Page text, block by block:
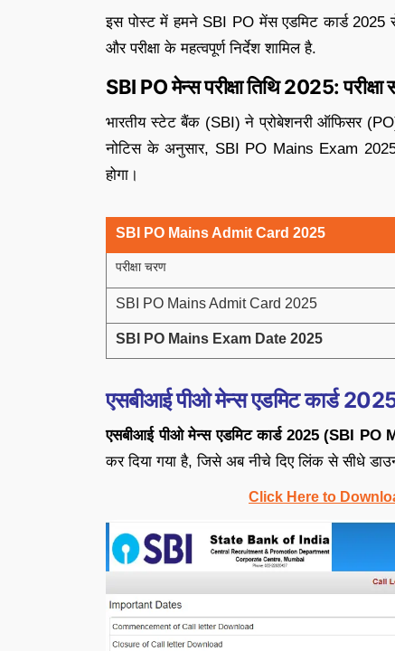
इस पोस्ट में हमने SBI PO मेंस एडमिट कार्ड 2025
और परीक्षा के महत्वपूर्ण निर्देश शामिल है.
SBI PO मेन्स परीक्षा तिथि 2025: परीक्षा
भारतीय स्टेट बैंक (SBI) ने प्रोबेशनरी ऑफिसर
नोटिस के अनुसार, SBI PO Mains Exam
होगा।
SBI PO Mains Admit Card 2025
परीक्षा चरण
SBI PO Mains Admit Card 2025
SBI PO Mains Exam Date 2025
एसबीआई पीओ मेन्स एडमिट कार्ड
एसबीआई पीओ मेन्स एडमिट कार्ड 2025 (SBI
कर दिया गया है, जिसे अब नीचे दिए लिंक से सीधे
Click Here to